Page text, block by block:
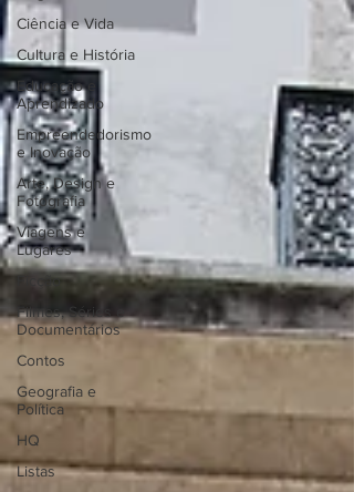
Ciência e Vida
Cultura e História
Educação e
Aprendizado
Empreendedorismo
e Inovação
Arte, Design e
Fotografia
Viagens e
Lugares
Ficção
Filmes, Séries e
Documentários
Contos
Geografia e
Política
HQ
Listas